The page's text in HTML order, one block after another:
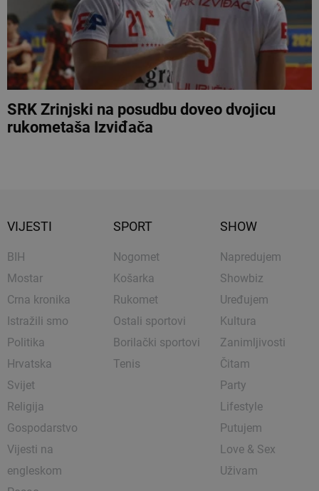
SRK Zrinjski na posudbu doveo dvojicu
rukometaša Izviđača
VIJESTI
BIH
Mostar
Crna kronika
Istražili smo
Politika
Hrvatska
Svijet
Religija
Gospodarstvo
Vijesti na
engleskom
SPORT
Nogomet
Košarka
Rukomet
Ostali sportovi
Borilački sportovi
Tenis
SHOW
Napredujem
Showbiz
Uređujem
Kultura
Zanimljivosti
Čitam
Party
Lifestyle
Putujem
Love & Sex
Uživam